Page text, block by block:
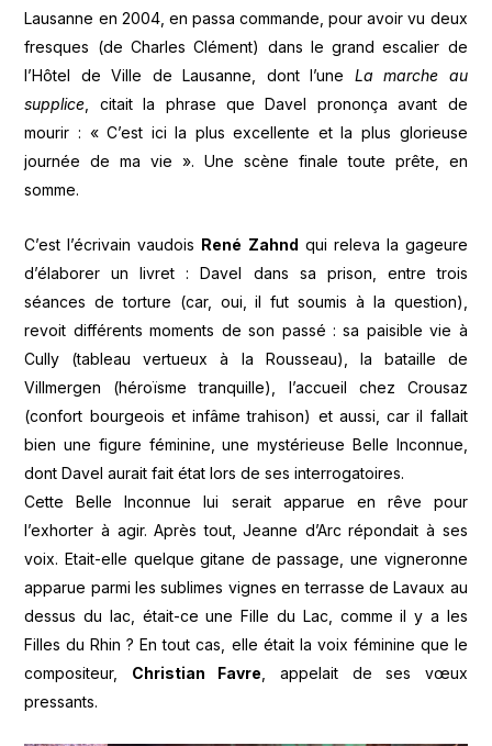
Lausanne en 2004, en passa commande, pour avoir vu deux
fresques (de Charles Clément) dans le grand escalier de
l’Hôtel de Ville de Lausanne, dont l’une La marche au
supplice , citait la phrase que Davel prononça avant de
mourir : « C’est ici la plus excellente et la plus glorieuse
journée de ma vie ». Une scène finale toute prête, en
somme.
C’est l’écrivain vaudois René Zahnd qui releva la gageure
d’élaborer un livret : Davel dans sa prison, entre trois
séances de torture (car, oui, il fut soumis à la question),
revoit différents moments de son passé : sa paisible vie à
Cully (tableau vertueux à la Rousseau), la bataille de
Villmergen (héroïsme tranquille), l’accueil chez Crousaz
(confort bourgeois et infâme trahison) et aussi, car il fallait
bien une figure féminine, une mystérieuse Belle Inconnue,
dont Davel aurait fait état lors de ses interrogatoires.
Cette Belle Inconnue lui serait apparue en rêve pour
l’exhorter à agir. Après tout, Jeanne d’Arc répondait à ses
voix. Etait-elle quelque gitane de passage, une vigneronne
apparue parmi les sublimes vignes en terrasse de Lavaux au
dessus du lac, était-ce une Fille du Lac, comme il y a les
Filles du Rhin ? En tout cas, elle était la voix féminine que le
compositeur, Christian Favre , appelait de ses vœux
pressants.